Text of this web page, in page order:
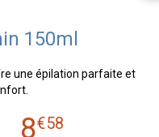
150ml
une épilation parfaite et
8€58